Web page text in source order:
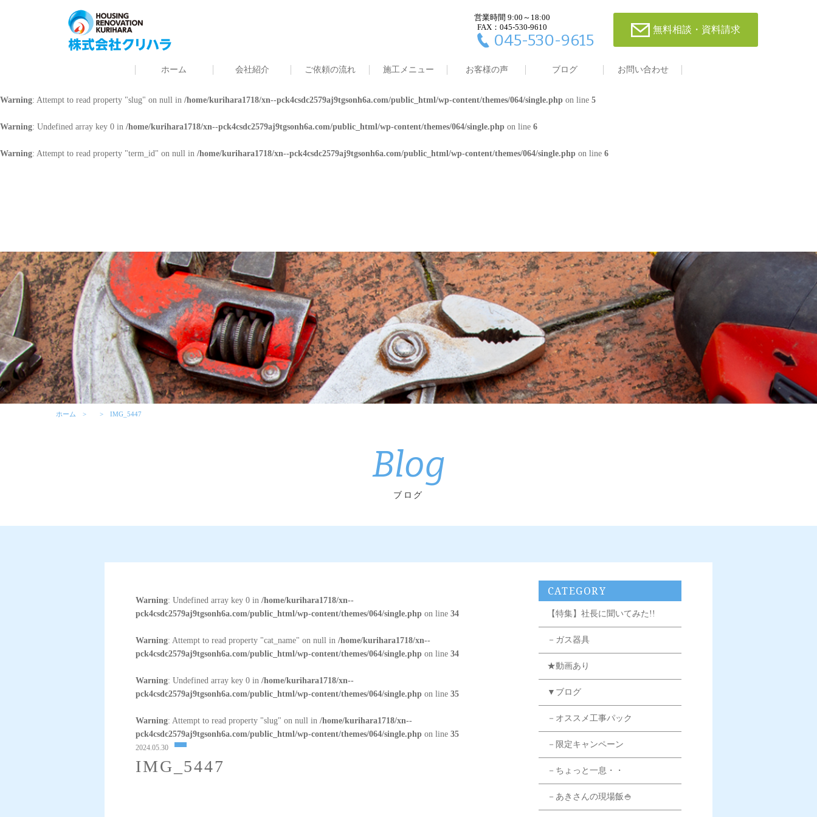
営業時間 9:00～18:00
FAX：045-530-9610
045-530-9615
無料相談・資料請求
ホーム 会社紹介 ご依頼の流れ 施工メニュー お客様の声 ブログ お問い合わせ
: Undefined array key 0 in/home/kurihara1718/xn--pck4csdc2579aj9tgsonh6a.com/public_html/wp-content/themes/064/single.phpon line4
: Attempt to read property "cat_name" on null in /home/kurihara1718/xn--pck4csdc2579aj9tgsonh6a.com/public_html/wp-content/themes/064/single.phpon line 4
/home/kurihara1718/xn--pck4csdc2579aj9tgsonh6a.com/public_html/wp-content/themes/064/single.phpon line
Warning: Attempt to read property "slug" on null in /home/kurihara1718/xn--pck4csdc2579aj9tgsonh6a.com/public_html/wp-content/themes/064/single.php on line 5
Warning: Undefined array key 0 in /home/kurihara1718/xn--pck4csdc2579aj9tgsonh6a.com/public_html/wp-content/themes/064/single.php on line 6
Warning: Attempt to read property "term_id" on null in /home/kurihara1718/xn--pck4csdc2579aj9tgsonh6a.com/public_html/wp-content/themes/064/single.php on line 6
ホーム IMG_5447
Blog
ブログ
Warning: Undefined array key 0 in/home/kurihara1718/xn--
pck4csdc2579aj9tgsonh6a.com/public_html/wp-content/themes/064/single.php on line34
Warning: Attempt to read property "cat_name" on null in/home/kurihara1718/xn--
pck4csdc2579aj9tgsonh6a.com/public_html/wp-content/themes/064/single.php on line34
Warning: Undefined array key 0 in/home/kurihara1718/xn--
pck4csdc2579aj9tgsonh6a.com/public_html/wp-content/themes/064/single.php on line35
Warning: Attempt to read property "slug" on null in/home/kurihara1718/xn--
pck4csdc2579aj9tgsonh6a.com/public_html/wp-content/themes/064/single.php on line35
2024.05.30
IMG_5447
CATEGORY
【特集】社長に聞いてみた!!
－ガス器具
★動画あり
▼ブログ
－オススメ工事パック
－限定キャンペーン
－ちょっと一息・・
－あきさんの現場飯🍚